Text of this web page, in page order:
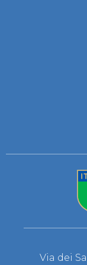
Via dei